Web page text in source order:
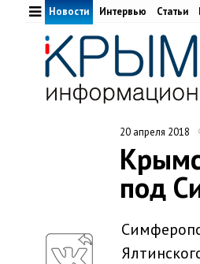
Новости Интервью Статьи
20 апреля 2018
под